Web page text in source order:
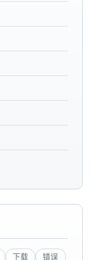
下载 错误